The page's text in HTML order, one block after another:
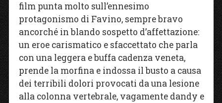
film punta molto sull’ennesimo
protagonismo di Favino, sempre bravo
ancorché in blando sospetto d’affettazione:
un eroe carismatico e sfaccettato che parla
con una leggera e buffa cadenza veneta,
prende la morfina e indossa il busto a causa
dei terribili dolori provocati da una lesione
alla colonna vertebrale, vagamente dandy e